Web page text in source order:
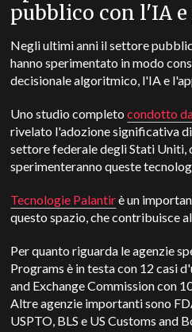
pubblico con l'IA
Negli ultimi anni il settore
hanno sperimentato in modo
decisionale algoritmico, l'IA e
Uno studio completocondotto
rivelato l'adozione significativa
settore federale degli Stati Uniti,
sperimenteranno queste
Tecnologie Palantirè un
questo spazio, che contribuisce
Per quanto riguarda le agenzie
Programs è in testa con 12 casi
and Exchange Commission con
Altre agenzie importanti sono
USPTO, BLS e US Customs and